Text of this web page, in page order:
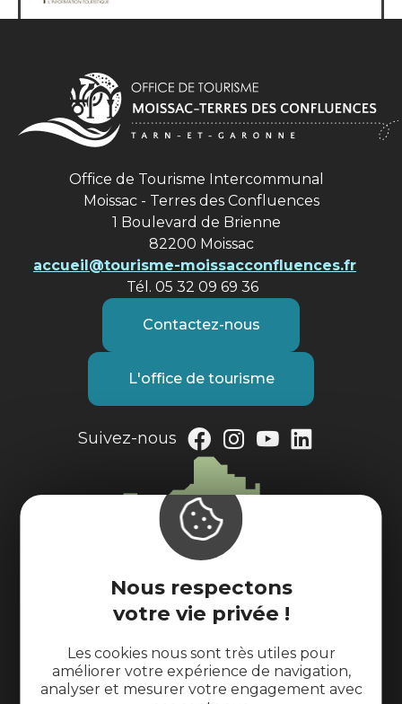
Nous respectons
votre vie privée !
Les cookies nous sont très utiles pour
améliorer votre expérience de navigation,
analyser et mesurer votre engagement avec
Office de Tourisme Intercommunal
Moissac - Terres des Confluences
1 Boulevard de Brienne
82200 Moissac
accueil@tourisme-moissacconfluences.fr
Tél. 05 32 09 69 36
Contactez-nous
L'office de tourisme
Suivez-nous